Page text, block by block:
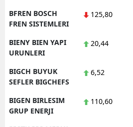
BFREN BOSCH
FREN SISTEMLERI
125,80
BIENY BIEN YAPI
URUNLERI
20,44
BIGCH BUYUK
SEFLER BIGCHEFS
6,52
BIGEN BIRLESIM
GRUP ENERJI
110,60